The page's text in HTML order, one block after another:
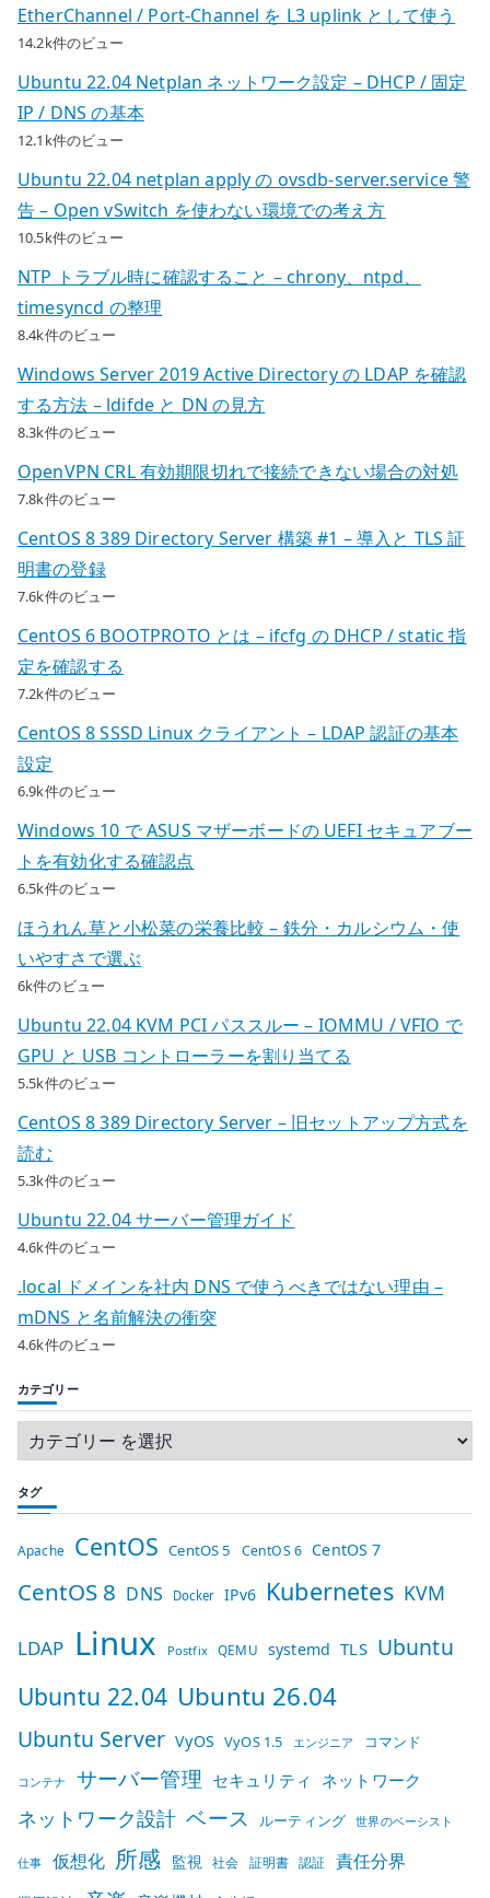
EtherChannel / Port-Channel を L3 uplink として使う
14.2k件のビュー
Ubuntu 22.04 Netplan ネットワーク設定 – DHCP / 固定
IP / DNS の基本
12.1k件のビュー
Ubuntu 22.04 netplan apply の ovsdb-server.service 警
告 – Open vSwitch を使わない環境での考え方
10.5k件のビュー
NTP トラブル時に確認すること – chrony、ntpd、
timesyncd の整理
8.4k件のビュー
Windows Server 2019 Active Directory の LDAP を確認
する方法 – ldifde と DN の見方
8.3k件のビュー
OpenVPN CRL 有効期限切れで接続できない場合の対処
7.8k件のビュー
CentOS 8 389 Directory Server 構築 #1 – 導入と TLS 証
明書の登録
7.6k件のビュー
CentOS 6 BOOTPROTO とは – ifcfg の DHCP / static 指
定を確認する
7.2k件のビュー
CentOS 8 SSSD Linux クライアント – LDAP 認証の基本
設定
6.9k件のビュー
Windows 10 で ASUS マザーボードの UEFI セキュアブー
トを有効化する確認点
6.5k件のビュー
ほうれん草と小松菜の栄養比較 – 鉄分・カルシウム・使
いやすさで選ぶ
6k件のビュー
Ubuntu 22.04 KVM PCI パススルー – IOMMU / VFIO で
GPU と USB コントローラーを割り当てる
5.5k件のビュー
CentOS 8 389 Directory Server – 旧セットアップ方式を
読む
5.3k件のビュー
Ubuntu 22.04 サーバー管理ガイド
4.6k件のビュー
.local ドメインを社内 DNS で使うべきではない理由 –
mDNS と名前解決の衝突
4.6k件のビュー
カテゴリー
タグ
Apache CentOS CentOS 5 CentOS 6 CentOS 7
CentOS 8 DNS Docker IPv6 Kubernetes KVM
LDAP Linux Postfix QEMU systemd TLS Ubuntu
Ubuntu 22.04 Ubuntu 26.04
Ubuntu Server VyOS VyOS 1.5 エンジニア コマンド
コンテナ サーバー管理 セキュリティ ネットワーク
ネットワーク設計 ベース ルーティング 世界のベーシスト
仕事 仮想化 所感 監視 社会 証明書 認証 責任分界